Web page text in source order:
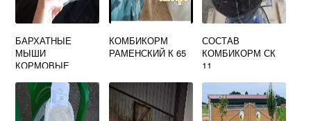
БАРХАТНЫЕ
МЫШИ
КОРМОВЫЕ
КОМБИКОРМ
РАМЕНСКИЙ К 65
СОСТАВ
КОМБИКОРМ СК
11